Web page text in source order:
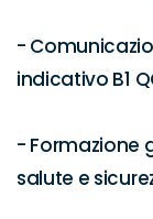
-
indicativo B1
- Formazione
salute e